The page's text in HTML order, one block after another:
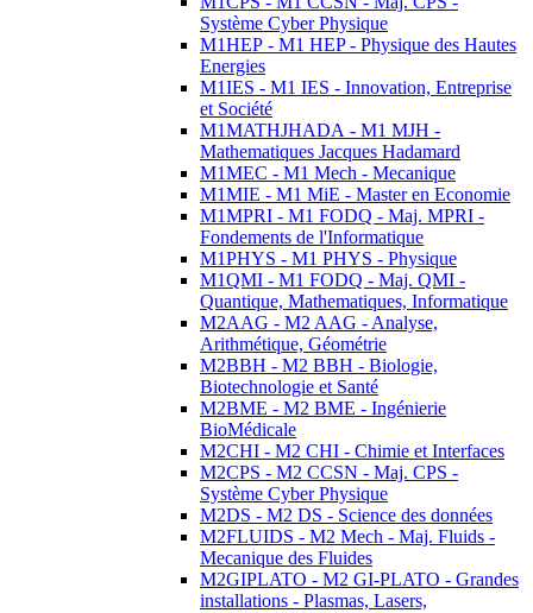
Système Cyber Physique
M1HEP - M1 HEP - Physique des Hautes
Energies
M1IES - M1 IES - Innovation, Entreprise
et Société
M1MATHJHADA - M1 MJH -
Mathematiques Jacques Hadamard
M1MEC - M1 Mech - Mecanique
M1MIE - M1 MiE - Master en Economie
M1MPRI - M1 FODQ - Maj. MPRI -
Fondements de l'Informatique
M1PHYS - M1 PHYS - Physique
M1QMI - M1 FODQ - Maj. QMI -
Quantique, Mathematiques, Informatique
M2AAG - M2 AAG - Analyse,
Arithmétique, Géométrie
M2BBH - M2 BBH - Biologie,
Biotechnologie et Santé
M2BME - M2 BME - Ingénierie
BioMédicale
M2CHI - M2 CHI - Chimie et Interfaces
M2CPS - M2 CCSN - Maj. CPS -
Système Cyber Physique
M2DS - M2 DS - Science des données
M2FLUIDS - M2 Mech - Maj. Fluids -
Mecanique des Fluides
M2GIPLATO - M2 GI-PLATO - Grandes
installations - Plasmas, Lasers,